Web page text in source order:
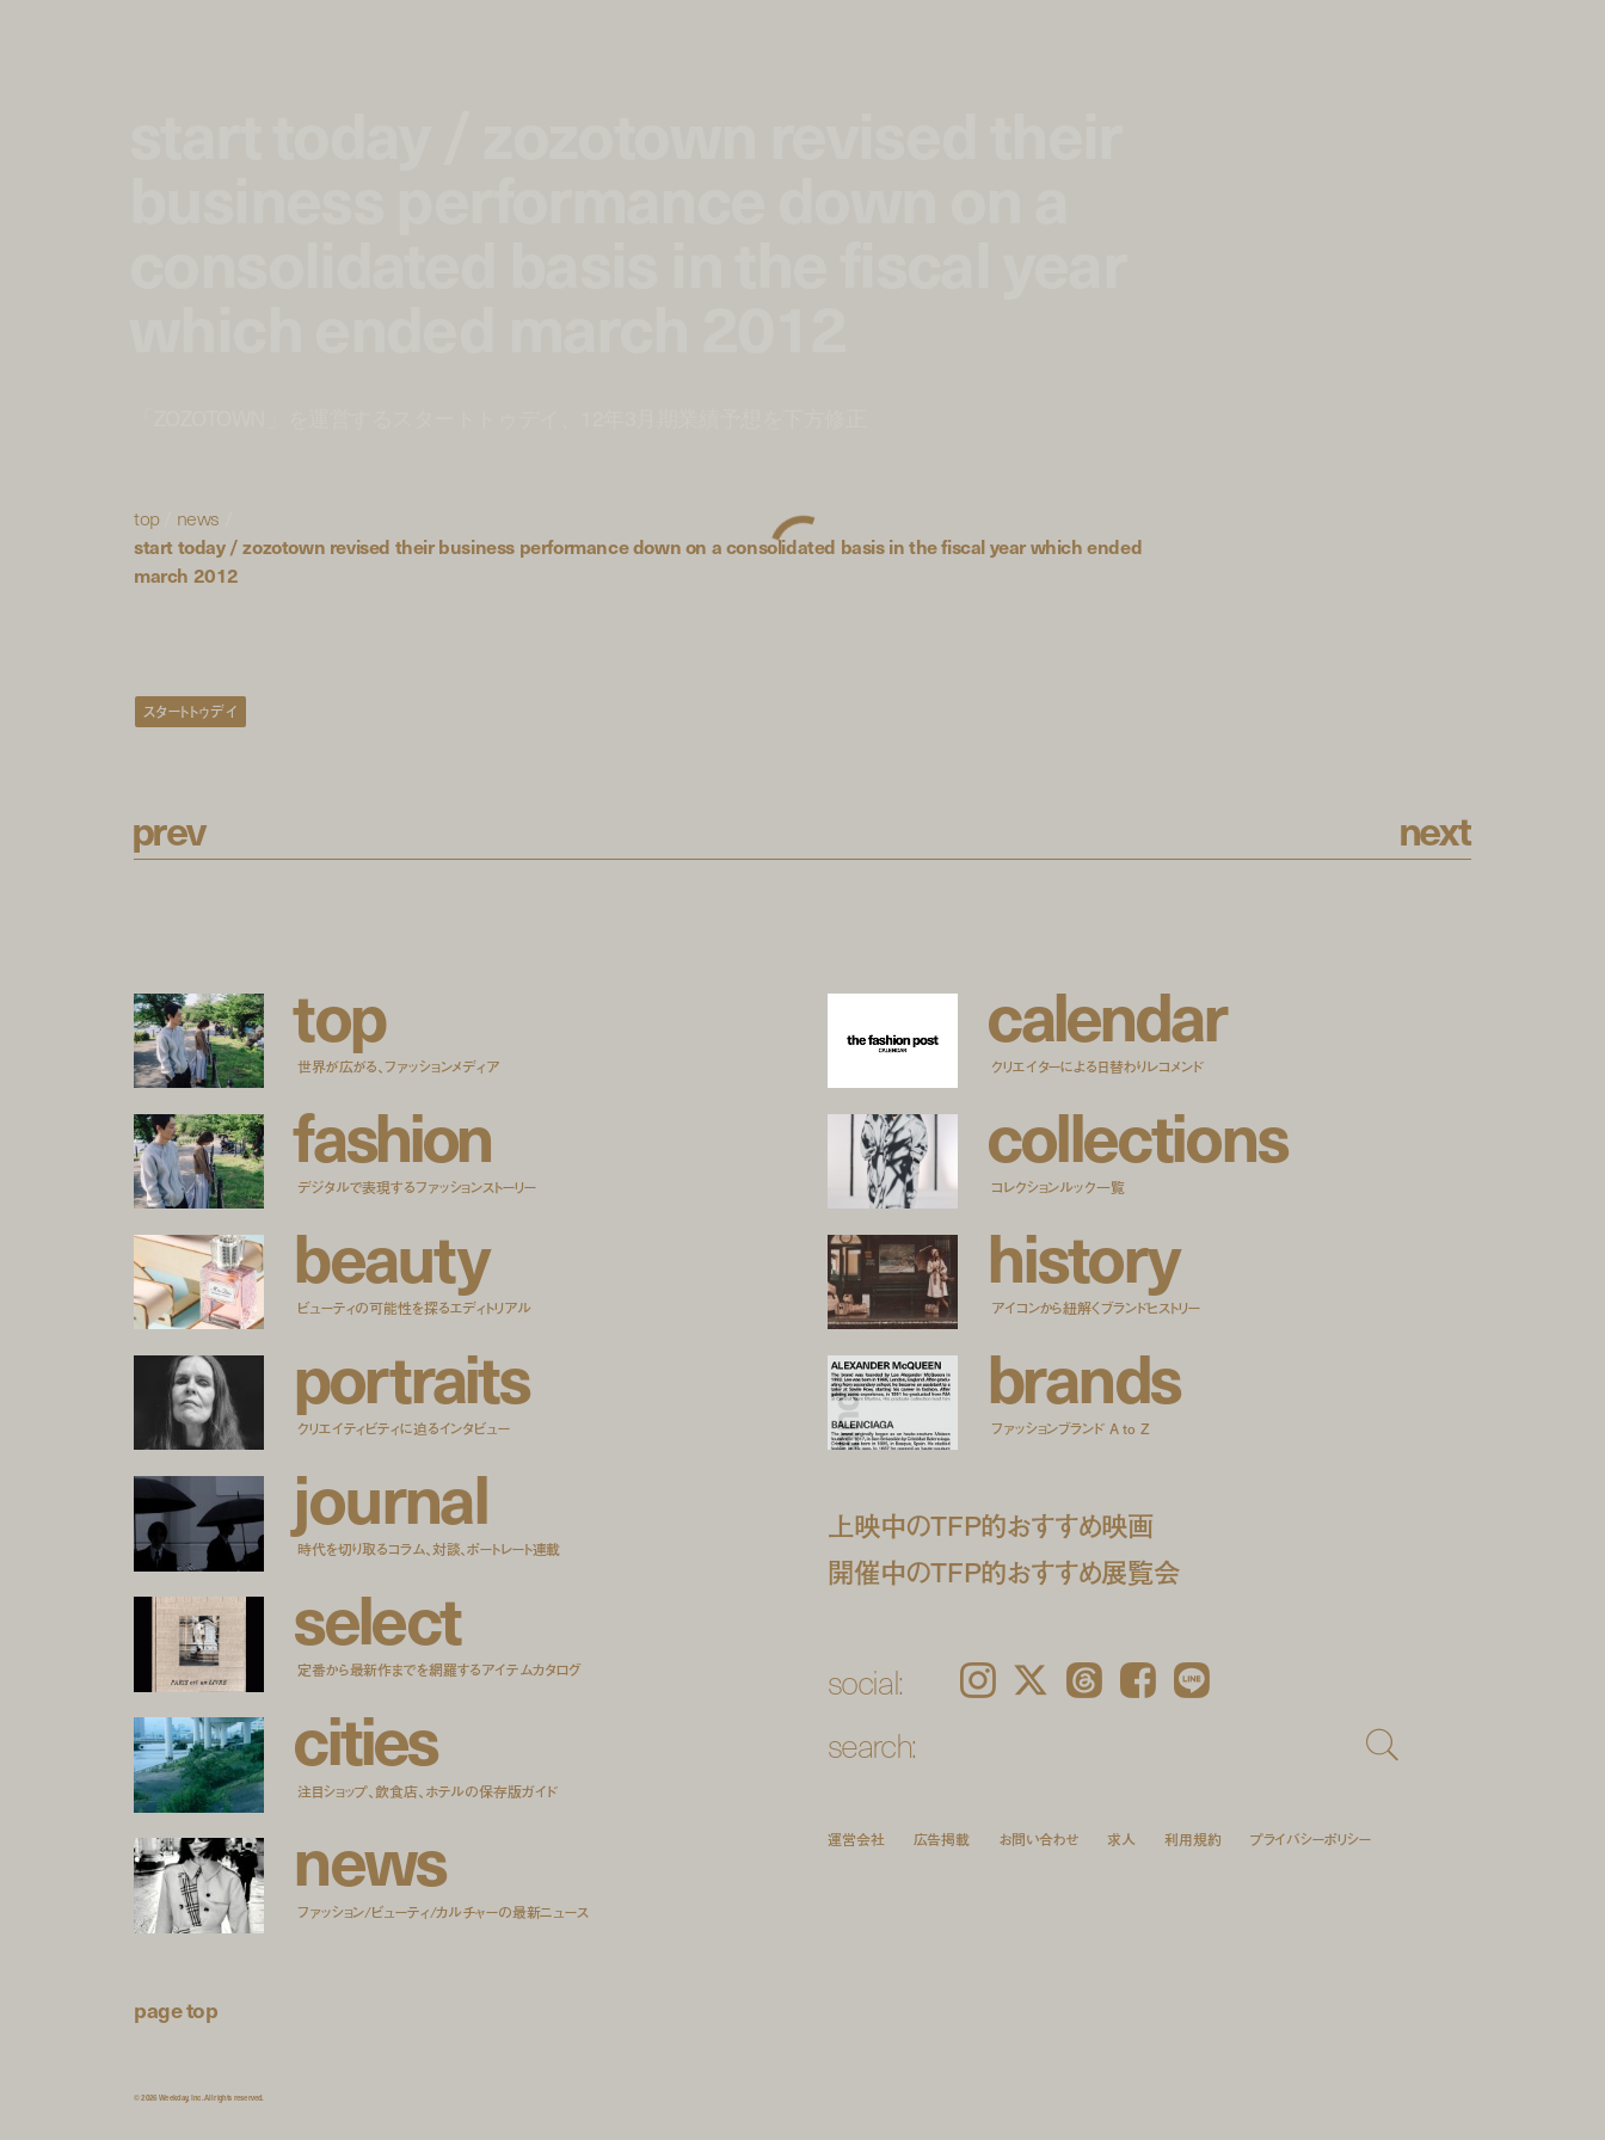
top/ news
start today / zozotown revised their business performance down on a consolidated basis in the fiscal year which ended
march 2012
スタートトゥデイ
prev next
top
世界が広がる、ファッションメディア
fashion
デジタルで表現するファッションストーリー
beauty
ビューティの可能性を探るエディトリアル
portraits
クリエイティビティに迫るインタビュー
journal
時代を切り取るコラム、対談、ポートレート連載
select
定番から最新作までを網羅するアイテムカタログ
cities
注目ショップ、飲食店、ホテルの保存版ガイド
news
ファッション/ビューティ/カルチャーの最新ニュース
calendar
クリエイターによる日替わりレコメンド
collections
コレクションルック一覧
history
アイコンから紐解くブランドヒストリー
brands
ファッションブランド A to Z
上映中のTFP的おすすめ映画
開催中のTFP的おすすめ展覧会
social: Instagram 𝕏 Threads Facebook LINE
search:
運営会社 広告掲載 お問い合わせ 求人 利用規約 プライバシーポリシー
page top
© 2026 Weekday, Inc. All rights reserved.